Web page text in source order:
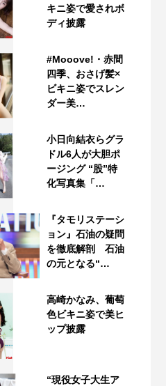
キニ姿で愛されボ
ディ披露
#Mooove!・赤間
四季、おさげ髪×
ビキニ姿でスレン
ダー美…
小日向結衣らグラ
ドル6人が大胆ポ
ージング “股”特
化写真集「…
『タモリステーシ
ョン』石油の疑問
を徹底解剖 石油
の元となる“…
高崎かなみ、葡萄
色ビキニ姿で美ヒ
ップ披露
“現役女子大生ア